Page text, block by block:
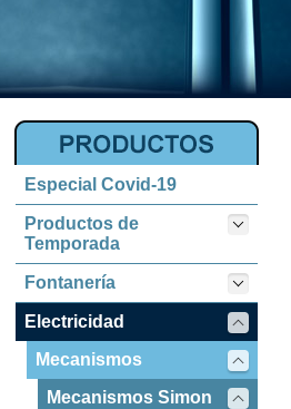
Especial Covid-19
Productos de
Temporada
Fontanería
Electricidad
Mecanismos
Mecanismos Simon